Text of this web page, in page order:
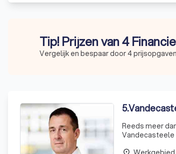
Tip! Prijzen van 4
Vergelijk en bespaar door 4
5.
Reeds meer
Vandecasteele